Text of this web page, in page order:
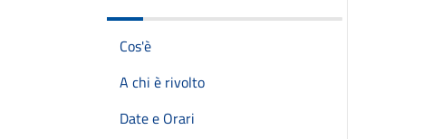
Cos'è
A chi è rivolto
Date e Orari